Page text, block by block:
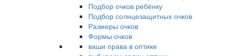
Подбор очков ребёнку
Подбор солнцезащитных очков
Размеры очков
Формы очков
ваши права в оптике